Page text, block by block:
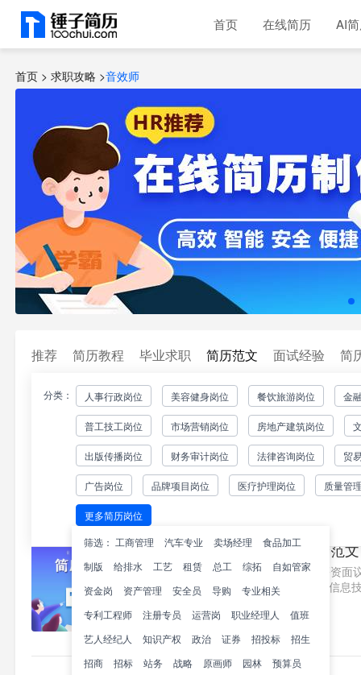
首页 在线简历 AI
首页 > 求职攻略 >音效师
推荐 简历教程 毕业求职 简历范文
分类： 人事行政岗位 美容健身岗位 餐饮旅游岗位 金
普工技工岗位 市场营销岗位 房地产建筑岗位
出版传播岗位 财务审计岗位 法律咨询岗位 贸
广告岗位 品牌项目岗位 医疗护理岗位 质量管
更多简历岗位
筛选： 工商管理 汽车专业 卖场经理
食品加工
制版
给排水 工艺 租赁 总工 综拓
自如管家
资金岗
资产管理 安全员 导购
专业相关
专利工程师
注册专员 运营岗 职业经理人
值班
艺人经纪人
知识产权 政治 证券 招投标
招生
招商
招标 站务 战略 原画师 园林
预算员
面试经验 简
音效师简历模板-精选篇
基本信息姓名：锤子简历年龄：39
12345678910邮箱：
间：可随时教育背景学校名称：广
112
音视频内容BD简历经验范文
求职意向音视频内容BD北京薪资
作经验2020.x-2020x锤子简历信息
219